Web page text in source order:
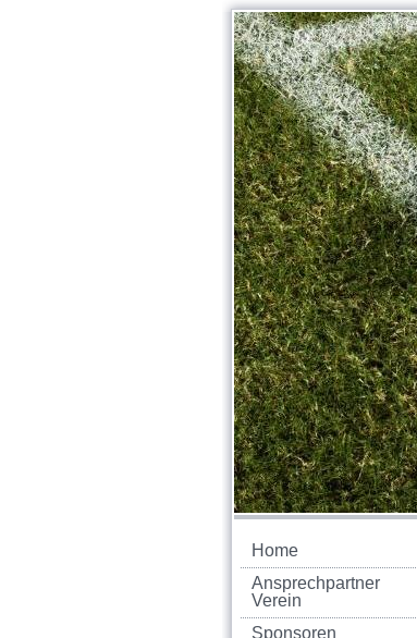
Home
Ansprechpartner
Verein
Sponsoren